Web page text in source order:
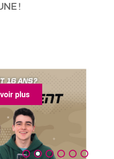
!
en savoir plus